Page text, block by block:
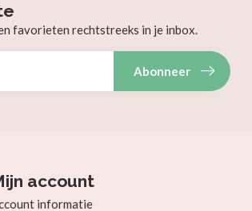
favorieten rechtstreeks in je inbox.
Abonneer
account
informatie